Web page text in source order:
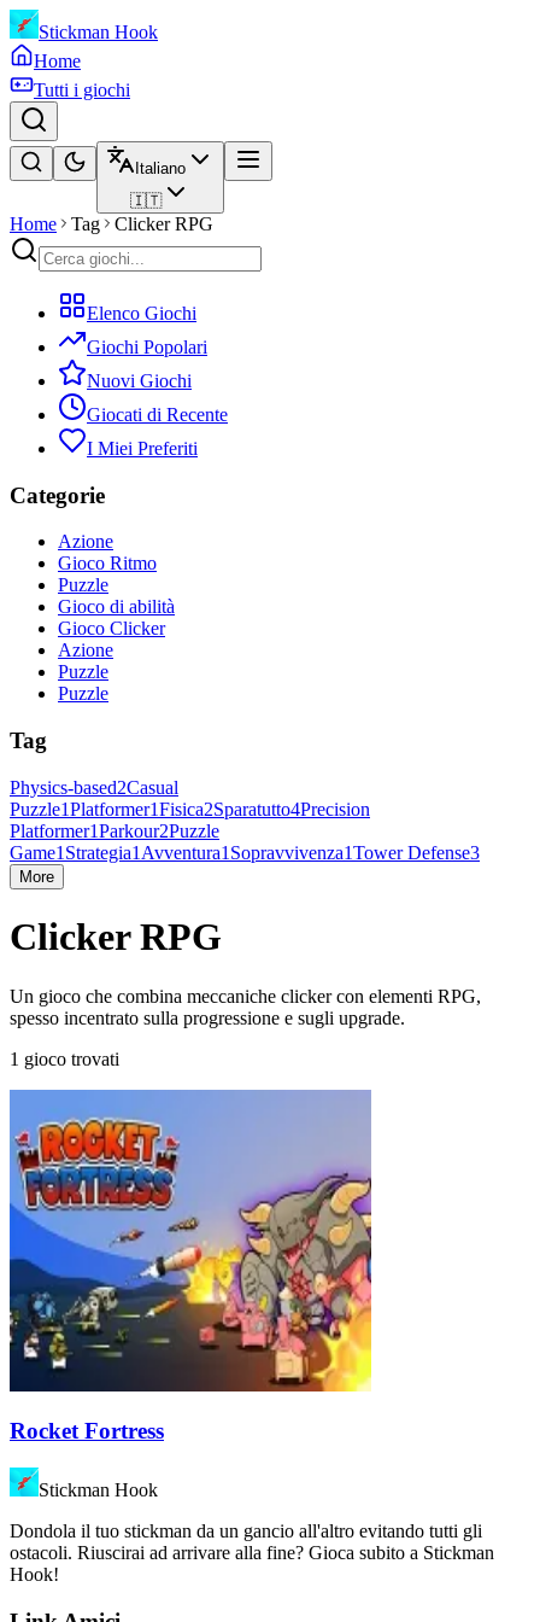
Stickman Hook
Home
Tutti i giochi
Italiano
🇮🇹
Home Tag Clicker RPG
Elenco Giochi
Giochi Popolari
Nuovi Giochi
Giocati di Recente
I Miei Preferiti
Categorie
Azione
Gioco Ritmo
Puzzle
Gioco di abilità
Gioco Clicker
Azione
Puzzle
Puzzle
Tag
Physics-based2Casual
Puzzle1Platformer1Fisica2Sparatutto4Precision
Platformer1Parkour2Puzzle
Game1 Strategia1 Avventura1 Sopravvivenza1Tower Defense3
More
Clicker RPG
Un gioco che combina meccaniche clicker con elementi RPG,
spesso incentrato sulla progressione e sugli upgrade.
1 gioco trovati
Rocket Fortress
Stickman Hook
Dondola il tuo stickman da un gancio all'altro evitando tutti gli
ostacoli. Riuscirai ad arrivare alla fine? Gioca subito a Stickman
Hook!